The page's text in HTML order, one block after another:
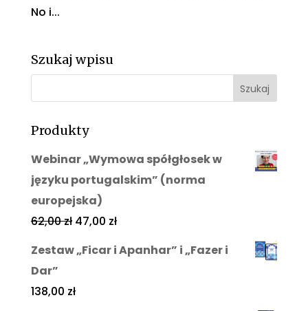
No i...
Szukaj wpisu
Produkty
Webinar „Wymowa spółgłosek w
języku portugalskim” (norma
europejska)
62,00zł 47,00 zł
Zestaw „Ficar i Apanhar” i „Fazer i
Dar”
138,00 zł